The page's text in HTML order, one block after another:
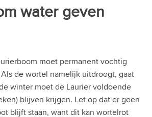
water geven
moet permanent vochtig
de wortel namelijk uitdroogt, gaat
winter moet de Laurier voldoende
blijven krijgen. Let op dat er geen
blijft staan, want dit kan wortelrot